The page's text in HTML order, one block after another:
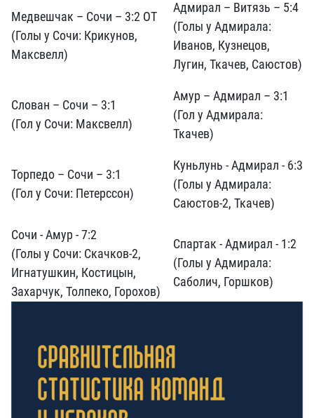
Медвешчак – Сочи – 3:2 ОТ
(Голы у Сочи: Крикунов,
Максвелл)
Адмирал – Витязь – 5:4
(Голы у Адмирала:
Иванов, Кузнецов,
Лугин, Ткачев, Саюстов)
Слован – Сочи – 3:1
(Гол у Сочи: Максвелл)
Амур – Адмирал – 3:1
(Гол у Адмирала:
Ткачев)
Торпедо – Сочи – 3:1
(Гол у Сочи: Петерссон)
Куньлунь - Адмирал - 6:3
(Голы у Адмирала:
Саюстов-2, Ткачев)
Сочи - Амур - 7:2
(Голы у Сочи: Скачков-2,
Игнатушкин, Костицын,
Захарчук, Толпеко, Горохов)
Спартак - Адмирал - 1:2
(Голы у Адмирала:
Саболич, Горшков)